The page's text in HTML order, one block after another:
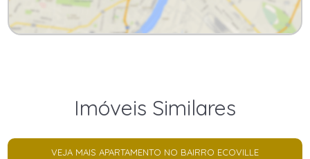
Imóveis Similares
VEJA MAIS APARTAMENTO NO BAIRRO ECOVILLE